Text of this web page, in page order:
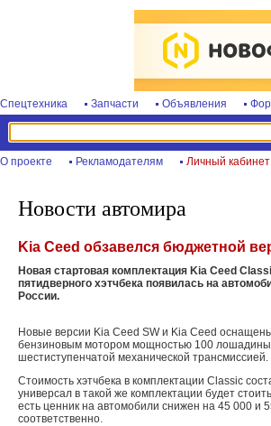
Спецтехника Запчасти Объявления
О проекте Рекламодателям Личный кабинет
Новости автомира
Kia Ceed обзавелся бюджетной
Новая стартовая комплектация Kia Ceed
пятидверного хэтчбека появилась на
России.
Новые версии Kia Ceed SW и Kia Ceed
бензиновым мотором мощностью 100
шестиступенчатой механической трансмиссией.
Стоимость хэтчбека в комплектации Classic
универсал в такой же комплектации будет
есть ценник на автомобили снижен на 45 000 и
соответственно.